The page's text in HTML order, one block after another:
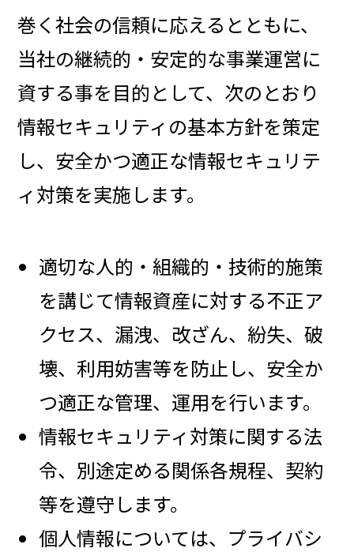
巻く社会の信頼に応えるとともに、
当社の継続的・安定的な事業運営に
資する事を目的として、次のとおり
情報セキュリティの基本方針を策定
し、安全かつ適正な情報セキュリテ
ィ対策を実施します。
適切な人的・組織的・技術的施策
を講じて情報資産に対する不正ア
クセス、漏洩、改ざん、紛失、破
壊、利用妨害等を防止し、安全か
つ適正な管理、運用を行います。
情報セキュリティ対策に関する法
令、別途定める関係各規程、契約
等を遵守します。
個人情報については、プライバシ